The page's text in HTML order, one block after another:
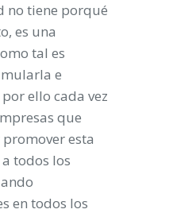
no tiene porqué
es una
tal es
e
ello cada vez
que
esta
todos los
en todos los